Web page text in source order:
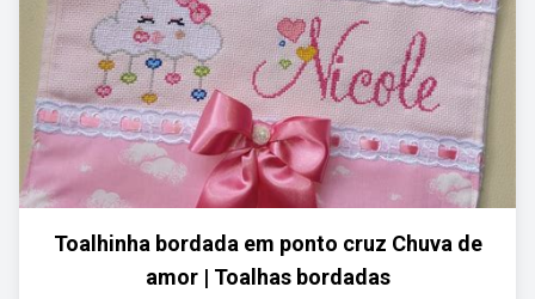
Toalhinha bordada em ponto cruz Chuva de
amor | Toalhas bordadas